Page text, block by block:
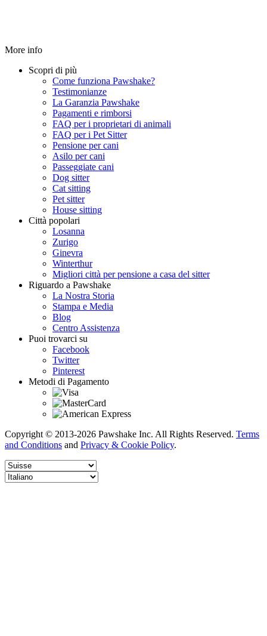
More info
Scopri di più
Come funziona Pawshake?
Testimonianze
La Garanzia Pawshake
Pagamenti e rimborsi
FAQ per i proprietari di animali
FAQ per i Pet Sitter
Pensione per cani
Asilo per cani
Passeggiate cani
Dog sitter
Cat sitting
Pet sitter
House sitting
Città popolari
Losanna
Zurigo
Ginevra
Winterthur
Migliori città per pensione a casa del sitter
Riguardo a Pawshake
La Nostra Storia
Stampa e Media
Blog
Centro Assistenza
Puoi trovarci su
Facebook
Twitter
Pinterest
Metodi di Pagamento
Copyright © 2013-2026 Pawshake Inc. All Rights Reserved. Terms
and Conditions and Privacy & Cookie Policy.